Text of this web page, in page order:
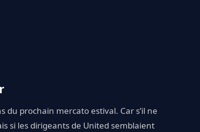
du prochain mercato estival. Car s’il ne
si les dirigeants de United semblaient